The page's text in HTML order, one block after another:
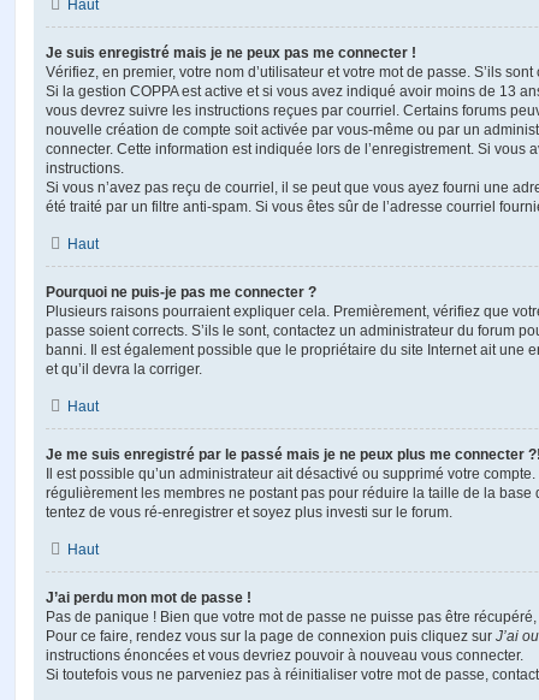
Haut
Je suis enregistré mais je ne peux pas me connecter !
Vérifiez, en premier, votre nom d’utilisateur et votre mot de passe. S’ils
Si la gestion COPPA est active et si vous avez indiqué avoir moins de 13
vous devrez suivre les instructions reçues par courriel. Certains forums
nouvelle création de compte soit activée par vous-même ou par un
connecter. Cette information est indiquée lors de l’enregistrement. Si vous
instructions.
Si vous n’avez pas reçu de courriel, il se peut que vous ayez fourni une
été traité par un filtre anti-spam. Si vous êtes sûr de l’adresse courriel
Haut
Pourquoi ne puis-je pas me connecter ?
Plusieurs raisons pourraient expliquer cela. Premièrement, vérifiez que
passe soient corrects. S’ils le sont, contactez un administrateur du forum
banni. Il est également possible que le propriétaire du site Internet ait une
et qu’il devra la corriger.
Haut
Je me suis enregistré par le passé mais je ne peux plus me connecter
Il est possible qu’un administrateur ait désactivé ou supprimé votre
régulièrement les membres ne postant pas pour réduire la taille de la base
tentez de vous ré-enregistrer et soyez plus investi sur le forum.
Haut
J’ai perdu mon mot de passe !
Pas de panique ! Bien que votre mot de passe ne puisse pas être
Pour ce faire, rendez vous sur la page de connexion puis cliquez sur J’ai
instructions énoncées et vous devriez pouvoir à nouveau vous connecter.
Si toutefois vous ne parveniez pas à réinitialiser votre mot de passe,